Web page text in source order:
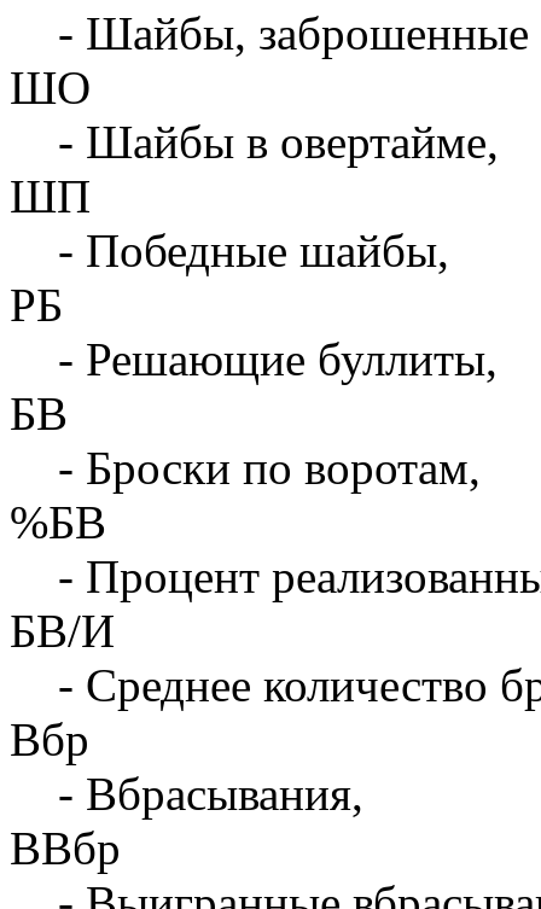
- Шайбы, заброшенные
ШО
- Шайбы в овертайме,
ШП
- Победные шайбы,
РБ
- Решающие буллиты,
БВ
- Броски по воротам,
%БВ
- Процент
БВ/И
- Среднее количество
Вбр
- Вбрасывания,
ВВбр